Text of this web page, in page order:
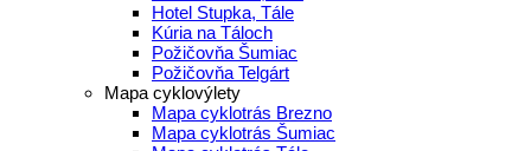
Hotel Stupka, Tále
Kúria na Táloch
Požičovňa Šumiac
Požičovňa Telgárt
Mapa cyklovýlety
Mapa cyklotrás Brezno
Mapa cyklotrás Šumiac